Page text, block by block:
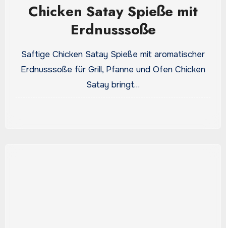
Chicken Satay Spieße mit
Erdnusssoße
Saftige Chicken Satay Spieße mit aromatischer
Erdnusssoße für Grill, Pfanne und Ofen Chicken
Satay bringt…